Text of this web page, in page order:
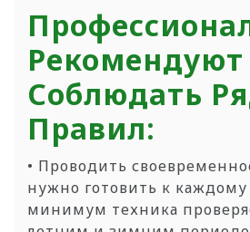
Рекомендуют
Соблюдать
Правил:
• Проводить
нужно готовить к каждому
минимум техника